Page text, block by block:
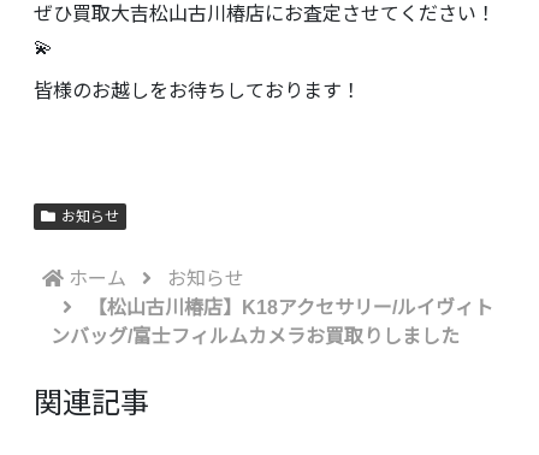
ぜひ買取大吉松山古川椿店にお査定させてください！
💫
皆様のお越しをお待ちしております！
お知らせ
ホーム
お知らせ
【松山古川椿店】K18アクセサリー/ルイヴィト
ンバッグ/富士フィルムカメラお買取りしました
関連記事